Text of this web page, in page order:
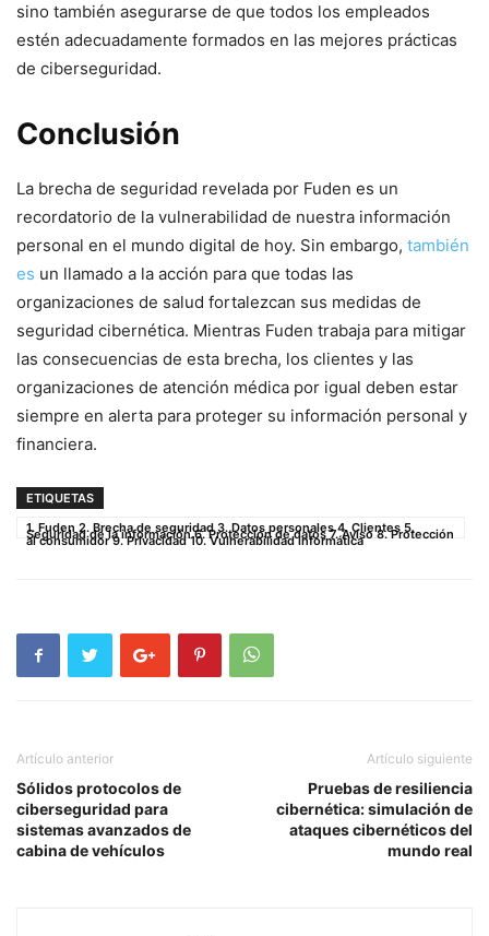
sino también asegurarse de que todos los empleados ​
estén adecuadamente formados en las mejores prácticas
de ciberseguridad.
Conclusión
La brecha de seguridad revelada por Fuden⁤ es ‌un
recordatorio de la vulnerabilidad de nuestra información
personal en el mundo ⁢digital‍ de hoy. Sin embargo, también
es un llamado a la ​acción para que todas las
⁣organizaciones de salud fortalezcan sus medidas de
seguridad⁤ cibernética. Mientras Fuden⁣ trabaja para mitigar
las consecuencias de esta brecha, los clientes y las
organizaciones ⁣de atención médica por igual ​deben estar
siempre en alerta para proteger su información personal y
financiera.
ETIQUETAS
1. Fuden 2. Brecha de seguridad 3. Datos personales 4. Clientes 5.
Seguridad de la información 6. Protección de datos 7. Aviso 8. Protección
al consumidor 9. Privacidad 10. Vulnerabilidad informática
Artículo anterior
Sólidos protocolos de
ciberseguridad para
sistemas avanzados de
cabina de vehículos
Artículo siguiente
Pruebas de resiliencia
cibernética: simulación de
ataques cibernéticos del
mundo real